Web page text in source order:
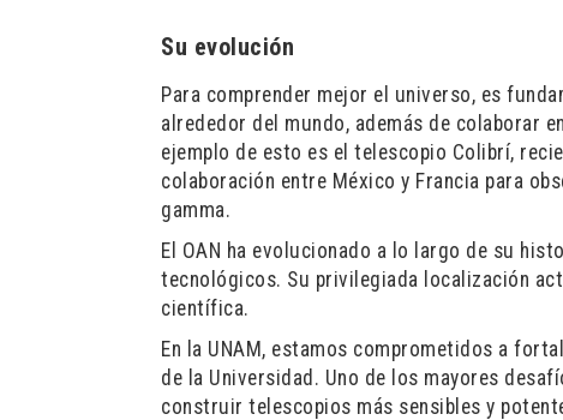
Su evolución
Para comprender mejor el universo, es
alrededor del mundo, además de colaborar
ejemplo de esto es el telescopio Colibrí,
colaboración entre México y Francia para
gamma.
El OAN ha evolucionado a lo largo de su
tecnológicos. Su privilegiada localización
científica.
En la UNAM, estamos comprometidos a
de la Universidad. Uno de los mayores
construir telescopios más sensibles y